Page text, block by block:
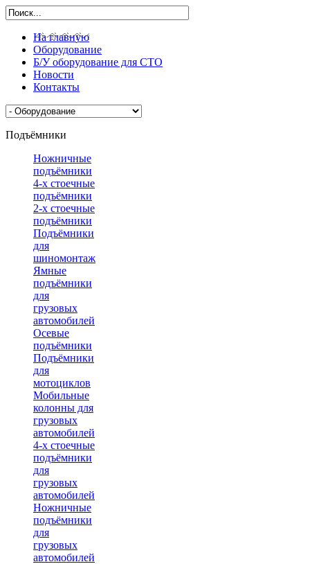
На главную
Оборудование
Б/У оборудование для СТО
Новости
Контакты
Подъёмники
Ножничные
подъёмники
4-х стоечные
подъёмники
2-х стоечные
подъёмники
Подъёмники
для
шиномонтажа
Ямные
подъёмники
для
грузовых
автомобилей
Осевые
подъёмники
Подъёмники
для
мотоциклов
Мобильные
колонны для
грузовых
автомобилей
4-х стоечные
подъёмники
для
грузовых
автомобилей
Ножничные
подъёмники
для
грузовых
автомобилей